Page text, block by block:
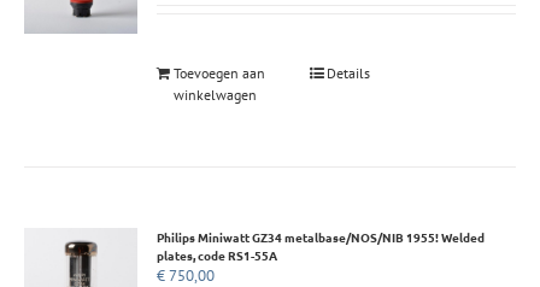
Toevoegen aan
winkelwagen
Details
Philips Miniwatt GZ34 metalbase/NOS/NIB 1955! Welded
plates, code RS1-55A
€750,00